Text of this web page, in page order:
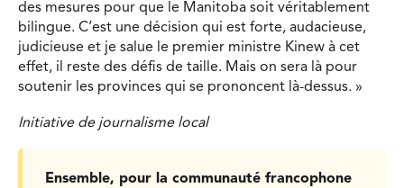
des mesures pour que le Manitoba soit véritablement
bilingue. C’est une décision qui est forte, audacieuse,
judicieuse et je salue le premier ministre Kinew à cet
effet, il reste des défis de taille. Mais on sera là pour
soutenir les provinces qui se prononcent là-dessus. »
Initiative de journalisme local
Ensemble, pour la communauté francophone